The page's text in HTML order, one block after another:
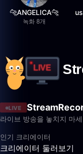
🐆ANGELICA🐆
녹화 8개
LIVE
라이브 방송을 놓치지 마
인기 크리에이터
크리에이터 둘러보기